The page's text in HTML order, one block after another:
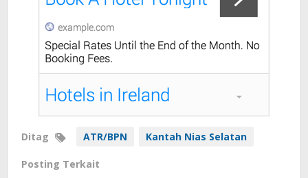
Ditag ATR/BPN Kantah Nias Selatan
Posting Terkait